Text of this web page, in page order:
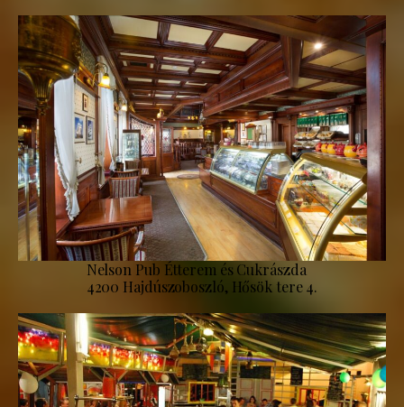
Nelson Pub Étterem és Cukrászda
4200 Hajdúszoboszló, Hősök tere 4.